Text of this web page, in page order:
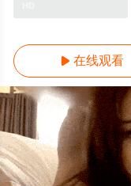
 在线观看